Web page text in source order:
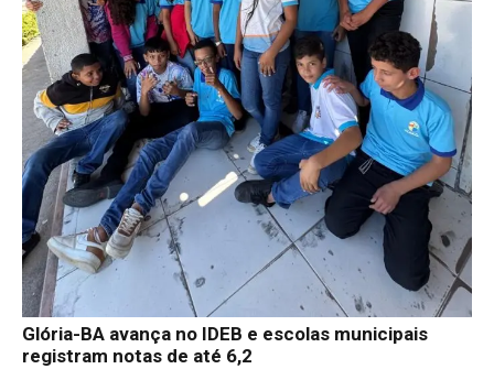
Glória-BA avança no IDEB e escolas municipais
registram notas de até 6,2